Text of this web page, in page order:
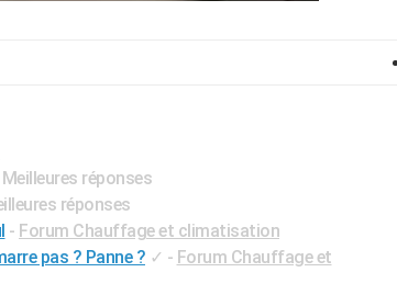
Meilleures réponses
réponses
- Forum Chauffage et climatisation
pas ? Panne ? ✓ - Forum Chauffage et